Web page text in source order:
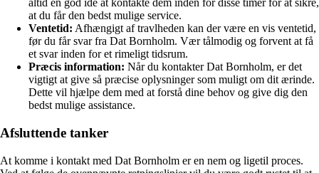
altid en god idé at kontakte dem inden for disse timer for at sikre,
at du får den bedst mulige service.
Ventetid: Afhængigt af travlheden kan der være en vis ventetid,
før du får svar fra Dat Bornholm. Vær tålmodig og forvent at få
et svar inden for et rimeligt tidsrum.
Præcis information: Når du kontakter Dat Bornholm, er det
vigtigt at give så præcise oplysninger som muligt om dit ærinde.
Dette vil hjælpe dem med at forstå dine behov og give dig den
bedst mulige assistance.
Afsluttende tanker
At komme i kontakt med Dat Bornholm er en nem og ligetil proces.